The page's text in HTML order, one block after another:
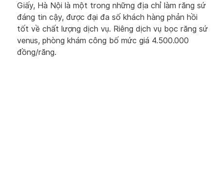
Giấy, Hà Nội là một trong những địa chỉ làm răng sứ
đáng tin cậy, được đại đa số khách hàng phản hồi
tốt về chất lượng dịch vụ. Riêng dịch vụ bọc răng sứ
venus, phòng khám công bố mức giá 4.500.000
đồng/răng.